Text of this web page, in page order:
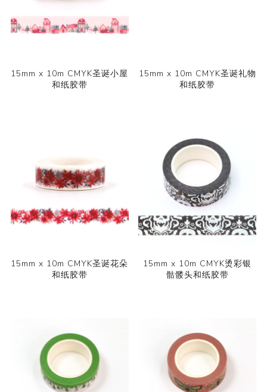
15mm x 10m CMYK圣诞小屋
和纸胶带
15mm x 10m CMYK圣诞礼物
和纸胶带
15mm x 10m CMYK圣诞花朵
和纸胶带
15mm x 10m CMYK烫彩银
骷髅头和纸胶带